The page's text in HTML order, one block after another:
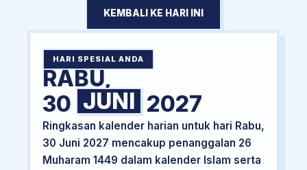
KEMBALI KE HARI INI
HARI SPESIAL ANDA
RABU,
30 JUNI 2027
Ringkasan kalender harian untuk hari Rabu,
30 Juni 2027 mencakup penanggalan 26
Muharam 1449 dalam kalender Islam serta